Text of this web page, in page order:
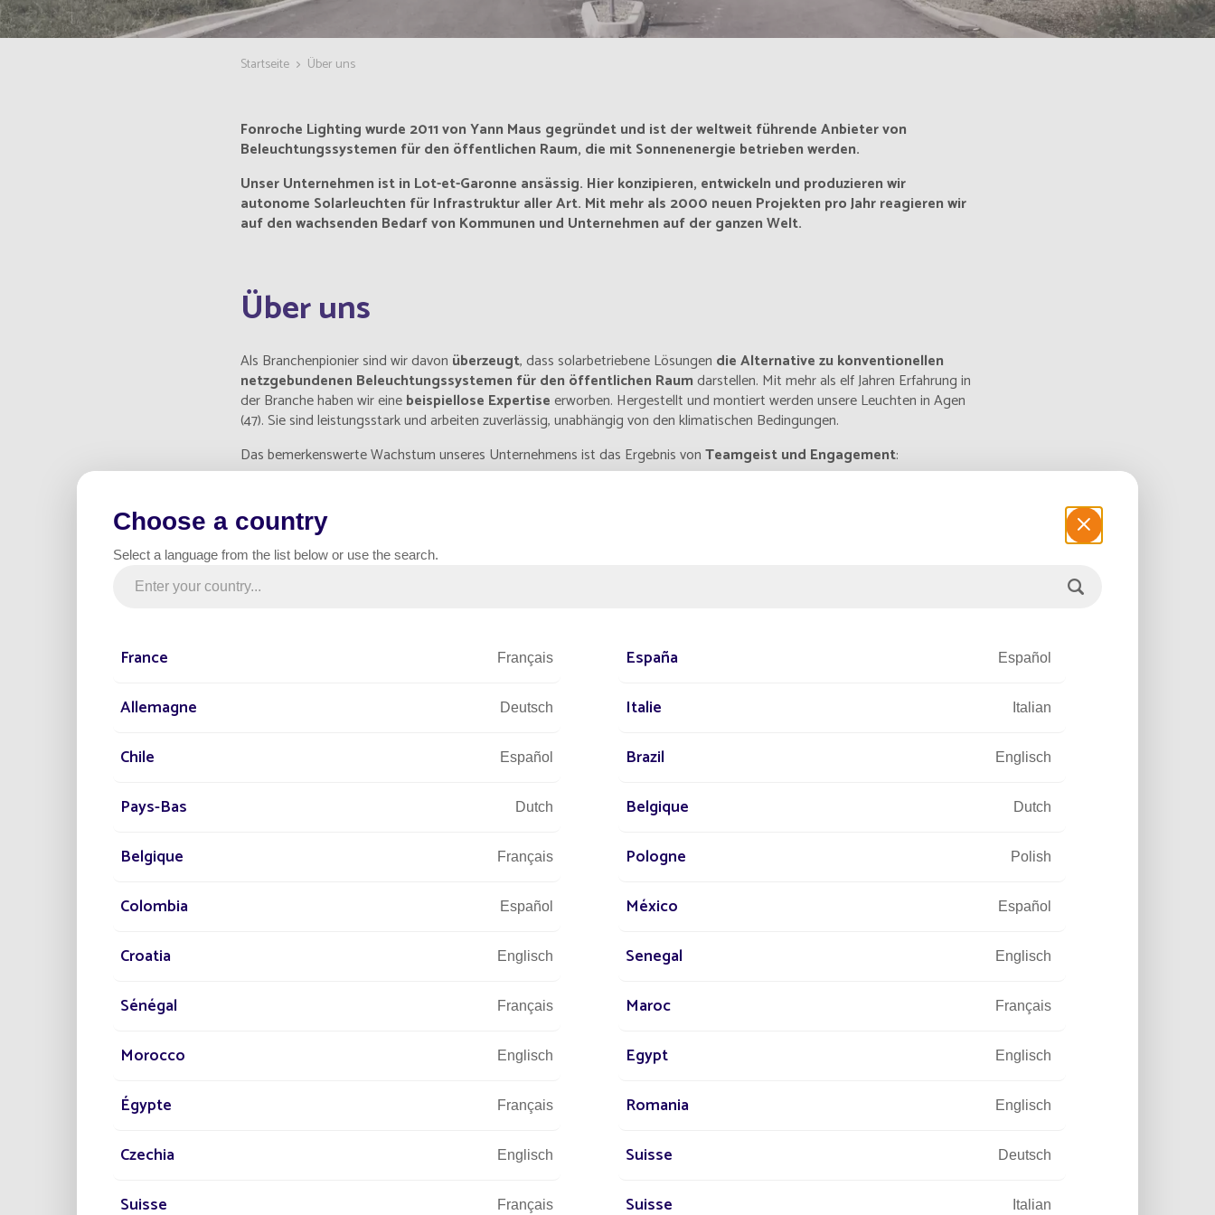
Startseite Über uns
Fonroche Lighting wurde 2011 von Yann Maus gegründet und ist der weltweit führende Anbieter von
Beleuchtungssystemen für den öffentlichen Raum, die mit Sonnenenergie betrieben werden.
Unser Unternehmen ist in Lot-et-Garonne ansässig. Hier konzipieren, entwickeln und produzieren wir
autonome Solarleuchten für Infrastruktur aller Art. Mit mehr als 2000 neuen Projekten pro Jahr reagieren wir
auf den wachsenden Bedarf von Kommunen und Unternehmen auf der ganzen Welt.
Über uns
Als Branchenpionier sind wir davon überzeugt, dass solarbetriebene Lösungen die Alternative zu konventionellen
netzgebundenen Beleuchtungssystemen für den öffentlichen Raumdarstellen. Mit mehr als elf Jahren Erfahrung in
der Branche haben wir einebeispiellose Expertiseerworben. Hergestellt und montiert werden unsere Leuchten in Agen
(47). Sie sind leistungsstark und arbeiten zuverlässig, unabhängig von den klimatischen Bedingungen.
Das bemerkenswerte Wachstum unseres Unternehmens ist das Ergebnis vonTeamgeist und Engagement:
Präsident und Gründer von Fonroche Lighting
390
MITARBEITER WELTWEIT
Choose a country
Select a language from the list below or use the search.
France Français España Español
Allemagne Deutsch Italie Italian
Chile Español Brazil Englisch
Pays-Bas Dutch Belgique Dutch
Belgique Français Pologne Polish
Colombia Español México Español
Croatia Englisch Senegal Englisch
Sénégal Français Maroc Français
Morocco Englisch Egypt Englisch
Égypte Français Romania Englisch
Czechia Englisch Suisse Deutsch
Suisse Français Suisse Italian